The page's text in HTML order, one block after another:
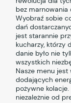
bez marnowania
Wyobraź sobie
dań
jest starannie
kucharzy, którzy
danie było nie
wszystkich
Nasze menu
dodających
pożywne
niezależnie od